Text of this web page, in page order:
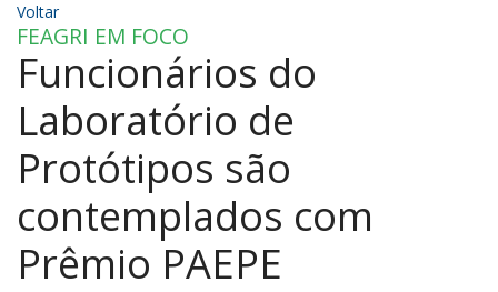
Voltar
FEAGRI EM FOCO
Funcionários do
Laboratório de
Protótipos são
contemplados com
Prêmio PAEPE